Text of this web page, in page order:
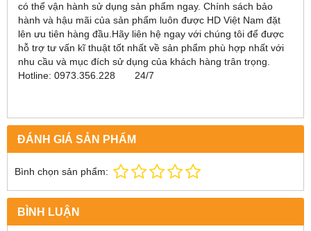
có thể vận hành sử dụng sản phẩm ngay. Chính sách bảo
hành và hậu mãi của sản phẩm luôn được HD Việt Nam đặt
lên ưu tiên hàng đầu.Hãy liên hệ ngay với chúng tôi để được
hỗ trợ tư vấn kĩ thuật tốt nhất về sản phẩm phù hợp nhất với
nhu cầu và mục đích sử dụng của khách hàng trân trọng.
Hotline: 0973.356.228 24/7
ĐÁNH GIÁ SẢN PHẨM
Bình chọn sản phẩm:
BÌNH LUẬN